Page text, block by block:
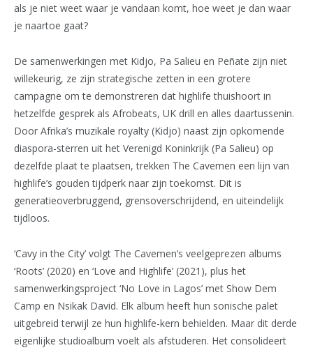
als je niet weet waar je vandaan komt, hoe weet je dan waar
je naartoe gaat?
De samenwerkingen met Kidjo, Pa Salieu en Peñate zijn niet
willekeurig, ze zijn strategische zetten in een grotere
campagne om te demonstreren dat highlife thuishoort in
hetzelfde gesprek als Afrobeats, UK drill en alles daartussenin.
Door Afrika’s muzikale royalty (Kidjo) naast zijn opkomende
diaspora-sterren uit het Verenigd Koninkrijk (Pa Salieu) op
dezelfde plaat te plaatsen, trekken The Cavemen een lijn van
highlife’s gouden tijdperk naar zijn toekomst. Dit is
generatieoverbruggend, grensoverschrijdend, en uiteindelijk
tijdloos.
‘Cavy in the City’ volgt The Cavemen’s veelgeprezen albums
‘Roots’ (2020) en ‘Love and Highlife’ (2021), plus het
samenwerkingsproject ‘No Love in Lagos’ met Show Dem
Camp en Nsikak David. Elk album heeft hun sonische palet
uitgebreid terwijl ze hun highlife-kern behielden. Maar dit derde
eigenlijke studioalbum voelt als afstuderen. Het consolideert